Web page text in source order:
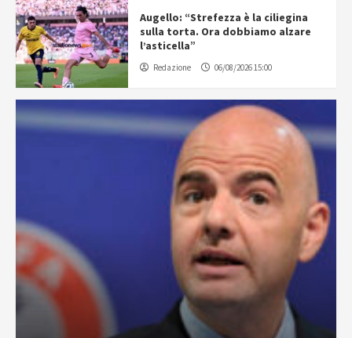
Augello: “Strefezza è la ciliegina
sulla torta. Ora dobbiamo alzare
l’asticella”
Redazione 06/08/2026 15:00